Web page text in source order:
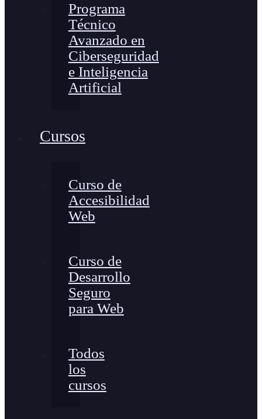
Programa
Técnico
Avanzado en
Ciberseguridad
e Inteligencia
Artificial
Cursos
Curso de
Accesibilidad
Web
Curso de
Desarrollo
Seguro
para Web
Todos
los
cursos